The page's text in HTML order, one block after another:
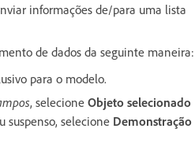
informações de/para uma lista
de dados da seguinte maneira:
para o modelo.
, selecione Objeto selecionado
suspenso, selecione Demonstração